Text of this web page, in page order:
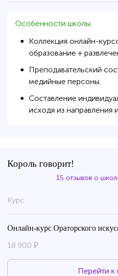
Особенности школы
●
Коллекция онлайн-
образование +
●
Преподавательский
медийные персоны.
● Составление
исходя из направления
Король говорит!
15 отзывов о
Курс
Онлайн-курс Ораторского
18 900 ₽
Перейти к